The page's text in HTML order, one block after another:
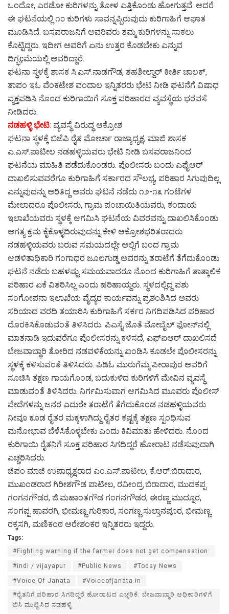
ಒಂದೋ, ಎರಡೋ ಕುರಿಗಳನ್ನು ತೋಳ ಎತ್ತಿಕೊಂಡು ಹೋಗುತ್ತವೆ. ಆದರೆ
ಈ ಘಟನೆಯಲ್ಲಿ ೧೦ ಕುರಿಗಳು ಸಾವನ್ನಪ್ಪಿರುವುದು ಕುರಿಗಾಹಿಗೆ ಆಘಾತ
ಮೂಡಿಸಿದೆ. ಬಸವರಾಜನಿಗೆ ಅವರಿವರು ತಮ್ಮ ಕುರಿಗಳನ್ನು ಸಾಕಲು
ಕೊಟ್ಟಿದ್ದರು. ಇದೀಗ ಅವರಿಗೆ ಏನು ಉತ್ತರ ಕೊಡಬೇಕು ಎನ್ನುವ
ದಿಗ್ಭçಮೆಯಲ್ಲಿ ಅವರಿದ್ದಾರೆ.
ಘಟನಾ ಸ್ಥಳಕ್ಕೆ ಶಾಸಕ ಸಿ.ಎಸ್.ನಾಡಗೌಡ, ತಹಶೀಲ್ದಾರ್ ಕೀರ್ತಿ ಚಾಲಕ್,
ತಾಪಂ ಇಓ ವೆಂಕಟೇಶ ವಂದಾಲ ಇನ್ನಿತರರು ಭೇಟಿ ನೀಡಿ ಘಟನೆಗೆ ವಿಷಾಧ
ವ್ಯಕ್ತಪಡಿಸಿ ನೊಂದ ಕುರಿಗಾಯಿಗೆ ಸೂಕ್ತ ಪರಿಹಾರದ ವ್ಯವಸ್ಥೆಯ ಭರವಸೆ
ನೀಡಿದರು.
ನಡಹಳ್ಳಿ ಭೇಟಿ: ವ್ಯವಸ್ಥೆ ವಿರುದ್ಧ ಆಕ್ರೋಶ
ಘಟನಾ ಸ್ಥಳಕ್ಕೆ ಬಿಜೆಪಿ ರೈತ ಮೋರ್ಚಾ ರಾಜ್ಯಾಧ್ಯಕ್ಷ, ಮಾಜಿ ಶಾಸಕ
ಎ.ಎಸ್.ಪಾಟೀಲ ನಡಹಳ್ಳಿಯವರು ಭೇಟಿ ನೀಡಿ ಬಸವರಾಜನಿಂದ
ಘಟನೆಯ ಮಾಹಿತಿ ಪಡೆದುಕೊಂಡರು. ಪೊಲೀಸರು ಬಂದು ಎಫೈಆರ್
ದಾಖಲಿಸುವವರೆಗೂ ಕುರಿಗಾಹಿಗೆ ಸರ್ಕಾರದ ಸೌಲಭ್ಯ, ಪರಿಹಾರ ಸಿಗುವುದಿಲ್ಲ
ಎನ್ನುವುದನ್ನು ಅರಿತಿದ್ದ ಅವರು ಘಟನೆ ನಡೆದು ೧೨-೧೩ ಗಂಟೆಗಳ
ಮೇಲಾದರೂ ಪೊಲೀಸರು, ಗ್ರಾಮ ಪಂಚಾಯಿತಿಯವರು, ಕಂದಾಯ
ಇಲಾಖೆಯವರು ಸ್ಥಳಕ್ಕೆ ಆಗಮಿಸಿ ಘಟನೆಯ ವಿವರವನ್ನು ದಾಖಲಿಸಿಕೊಂಡು
ಅಗತ್ಯ ಕ್ರಮ ಕೈಕೊಳ್ಳದಿರುವುದನ್ನು ಕೇಳಿ ಆಕ್ರೋಶಭರಿತರಾದರು.
ನಡಹಳ್ಳಿಯವರು ಬರುವ ಸಮಯದಲ್ಲೇ ಅಲ್ಲಿಗೆ ಬಂದ ಗ್ರಾಮ
ಆಡಳಿತಾಧಿಕಾರಿ ಗಂಗಾಧರ ಜೂಲಗುಡ್ಡ ಅವರನ್ನು ತರಾಟೆಗೆ ತೆಗೆದುಕೊಂಡು
ಘಟನೆ ನಡೆದು ಬಹಳಷ್ಟು ಸಮಯವಾದರೂ ನೊಂದ ಕುರಿಗಾಹಿಗೆ ತಾತ್ಕಾಲಿಕ
ಪರಿಹಾರ ಏಕೆ ವಿತರಿಸಿಲ್ಲ ಎಂದು ಹರಿಹಾಯ್ದರು. ಸ್ಥಳದಲ್ಲಿದ್ದ ಪಶು
ಸಂಗೋಪನಾ ಇಲಾಖೆಯ ವೈದ್ಯರ ಕಾರ್ಯವನ್ನು ಪ್ರಶಂಶಿಸಿದ ಅವರು
ಸರಿಯಾದ ವರದಿ ತಯಾರಿಸಿ ಕುರಿಗಾಹಿಗೆ ಸರ್ಕರ ನಿಗದಿಪಡಿಸಿದ ಪರಿಹಾರ
ದೊರಕಿಸಿಕೊಡುವಂತೆ ತಿಳಿಸಿದರು. ಪಿಎಸೈ ಜೊತೆ ಮೋಬೈಲ್ ಫೋನ್‌ನಲ್ಲಿ
ಮಾತನಾಡಿ ಇದುವರೆಗೂ ಪೊಲೀಸರನ್ನು ಕಳಿಸದೆ, ಎಫ್‌ಐಆರ್ ದಾಖಲಿಸದೆ
ಬೇಜವಾಬ್ಧಾರಿ ತೋರಿದ ನಡವಳಿಕೆಯನ್ನು ಖಂಡಿಸಿ ಕೂಡಲೇ ಪೊಲೀಸರನ್ನು
ಸ್ಥಳಕ್ಕೆ ಕಳಿಸುವಂತೆ ತಿಳಿಸಿದರು. ಪಿಡಿಓ ಮುರುಗೆಮ್ಮ ಪೀರಾಪುರ ಅವರಿಗೆ
ಸೂಚಿಸಿ ತಕ್ಷಣ ಗಾಯಗೊಂಡ, ಬದುಕುಳಿದ ಕುರಿಗಳಿಗೆ ಮೇವಿನ ವ್ಯವಸ್ಥೆ
ಮಾಡುವಂತೆ ತಿಳಿಸಿದರು. ನಿರ್ಗಮಿಸುವಾಗ ಆಗಮಿಸಿದ ಮೂವರು ಪೊಲೀಸ್
ಪೇದೆಗಳನ್ನು ಜನರ ಎದುರೇ ತರಾಟೆಗೆ ತೆಗೆದುಕೊಂಡ ನಡಹಳ್ಳಿಯವರು
ನೀವೂ ಕೂಡ ರೈತರ ಮಕ್ಕಳಾಗಿದ್ದು ರೈತರ ಕಷ್ಟಕ್ಕೆ ತಕ್ಷಣ ಸ್ಪಂಧಿಸುವ
ಮನೋಭಾವ ಬೆಳೆಸಿಕೊಳ್ಳಬೇಕು ಎಂದು ಕಿವಿಮಾತು ಹೇಳಿದರು. ನೊಂದ
ಕುರಿಗಾಯಿ ರೈತನಿಗೆ ಸೂಕ್ತ ಪರಿಹಾರ ಸಿಗದಿದ್ದರೆ ಹೋರಾಟ ನಡೆಸುವುದಾಗಿ
ಎಚ್ಚರಿಸಿದರು.
ಜಿಪಂ ಮಾಜಿ ಉಪಾಧ್ಯಕ್ಷರಾದ ಎಂ.ಎಸ್.ಪಾಟೀಲ, ಕೆ.ಆರ್.ಬಿರಾದಾರ,
ಮುಖಂಡರಾದ ಗಿರೀಶಗೌಡ ಪಾಟೀಲ, ರವೀಂದ್ರ ಬಿರಾದಾರ, ಮುದಕಪ್ಪ
ಗಂಗನಗೌಡರ, ಜಿ.ಮಹಾಂತಗೌಡ ಗಂಗನಗೌಡರ, ಈರಣ್ಣ ಮುದ್ನೂರ,
ಸಂಗಪ್ಪ ಹಾವರಗಿ, ಭೀಮಣ್ಣ ಗುರಿಕಾರ, ಸಂಗಣ್ಣ ಸುಲ್ತಾನಪೂರ, ಭೀಮಣ್ಣ
ರಕ್ಕಸಗಿ, ಮಣಿಕಂಠ ಆರೇಶಂಕರ ಇನ್ನಿತರರು ಇದ್ದರು.
Tags:
#Fighting warning if the farmer does not get compensation:
#indi / vijayapur #Public News #Today News
#Voice Of Janata
#Voiceofjanata.in
#ರೈತನಿಗೆ ಪರಿಹಾರ ಸಿಗದಿದ್ದರೆ ಹೋರಾಟದ ಎಚ್ಚರಿಕೆ: ಬೇಜವಾಬ್ಧಾರಿ ಅಧಿಕಾರಿಗಳಿಗೆ
ಬಿಸಿ ಮುಟ್ಟಿಸಿದ ನಡಹಳ್ಳಿ